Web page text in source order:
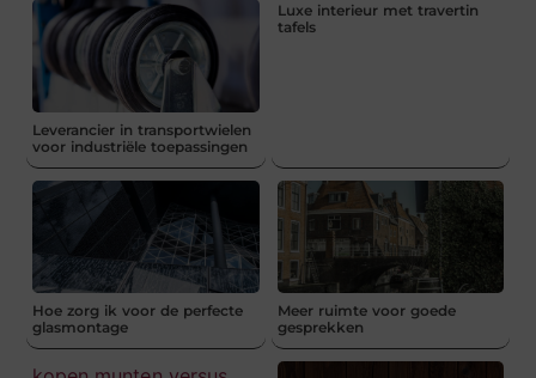
Leverancier in transportwielen
voor industriële toepassingen
Luxe interieur met travertin
tafels
Hoe zorg ik voor de perfecte
glasmontage
Meer ruimte voor goede
gesprekken